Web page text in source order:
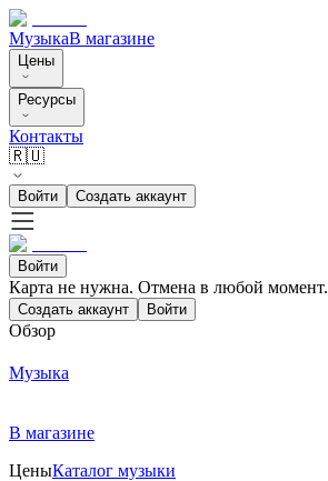
МузыкаВ магазине
Цены
Ресурсы
Контакты
🇷🇺
Войти Создать аккаунт
Войти
Карта не нужна. Отмена в любой момент.
Создать аккаунт Войти
Обзор
Музыка
В магазине
ЦеныКаталог музыки